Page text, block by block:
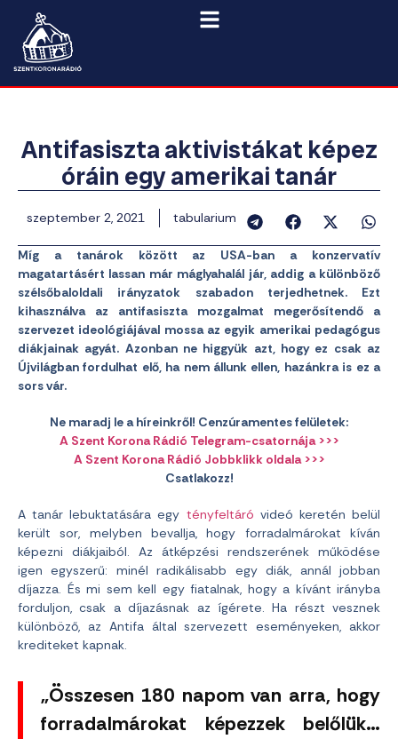
Antifasiszta aktivistákat képez
óráin egy amerikai tanár
szeptember 2, 2021 tabularium
Míg a tanárok között az USA-ban a konzervatív
magatartásért lassan már máglyahalál jár, addig a különböző
szélsőbaloldali irányzatok szabadon terjedhetnek. Ezt
kihasználva az antifasiszta mozgalmat megerősítendő a
szervezet ideológiájával mossa az egyik amerikai pedagógus
diákjainak agyát. Azonban ne higgyük azt, hogy ez csak az
Újvilágban fordulhat elő, ha nem állunk ellen, hazánkra is ez a
sors vár.
Ne maradj le a híreinkről! Cenzúramentes felületek:
A Szent Korona Rádió Telegram-csatornája >>>
A Szent Korona Rádió Jobbklikk oldala >>>
Csatlakozz!
A tanár lebuktatására egy tényfeltáró videó keretén belül
került sor, melyben bevallja, hogy forradalmárokat kíván
képezni diákjaiból. Az átképzési rendszerének működése
igen egyszerű: minél radikálisabb egy diák, annál jobban
díjazza. És mi sem kell egy fiatalnak, hogy a kívánt irányba
forduljon, csak a díjazásnak az ígérete. Ha részt vesznek
különböző, az Antifa által szervezett eseményeken, akkor
krediteket kapnak.
„Összesen 180 napom van arra, hogy
forradalmárokat képezzek belőlük…